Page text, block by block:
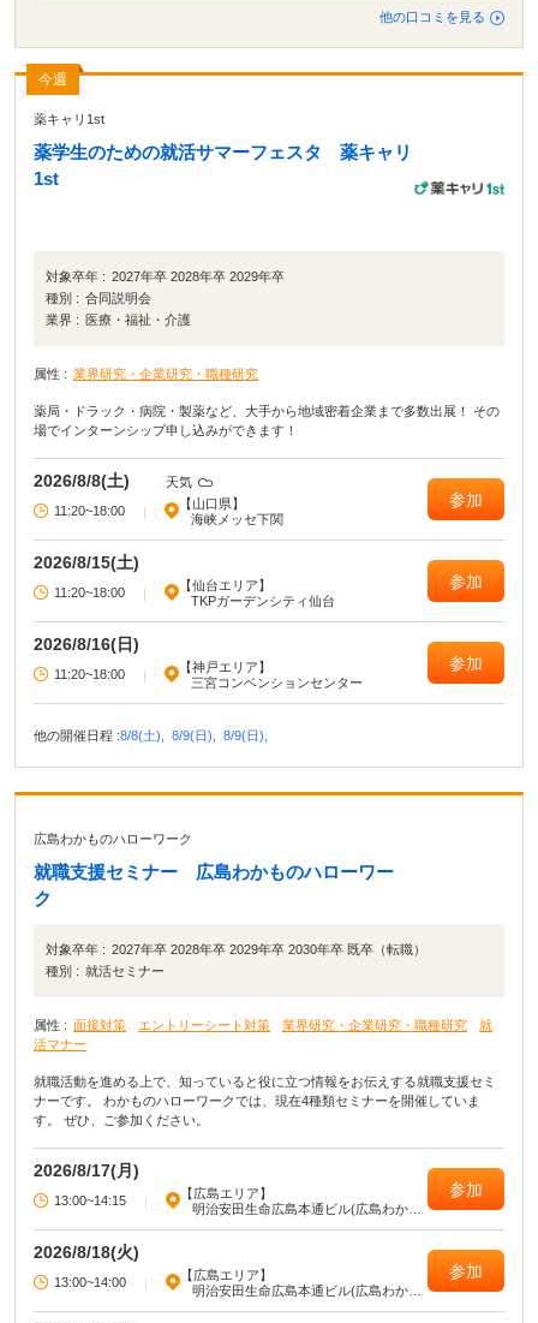
通の説明会でしたらもっとたっぷり時間をかけて説明をしてくれる
のですが、今回は会社の魅力などを伝えてもらものなので参加した
私たちは「え？もう終わり？」と思いました。ですがパネルディス
が解禁される月初に行う合同説明会が1番活気で溢れていたと思い
ます。規模も大きかったですまた名前が知られている大手企業の説
明会ブースには就活生が集中しがちだと思いました。
他の口コミを見る
今週
薬キャリ1st
薬学生のための就活サマーフェスタ 薬キャリ
1st
対象卒年 : 2027年卒 2028年卒 2029年卒
種別 : 合同説明会
業界 :
医療・福祉・介護
属性 : 業界研究・企業研究・職種研究
薬局・ドラック・病院・製薬など、大手から地域密着企業まで多数出展！ その
場でインターンシップ申し込みができます！
2026/8/8(土)
天気
11:20~18:00
|
【山口県】
海峡メッセ下関
参加
2026/8/15(土)
11:20~18:00 |
【仙台エリア】
TKPガーデンシティ仙台
参加
2026/8/16(日)
11:20~18:00 |
【神戸エリア】
三宮コンベンションセンター
参加
他の開催日程 :8/8(土), 8/9(日), 8/9(日),
広島わかものハローワーク
就職支援セミナー 広島わかものハローワー
ク
対象卒年 : 2027年卒 2028年卒 2029年卒 2030年卒 既卒（転職）
種別 : 就活セミナー
属性 : 面接対策 エントリーシート対策 業界研究・企業研究・職種研究
就
活マナー
就職活動を進める上で、知っていると役に立つ情報をお伝えする就職支援セミ
ナーです。 わかものハローワークでは、現在4種類セミナーを開催していま
す。 ぜひ、ご参加ください。
2026/8/17(月)
13:00~14:15 |
【広島エリア】
明治安田生命広島本通ビル(広島わかも
参加
2026/8/18(火)
13:00~14:00 |
【広島エリア】
明治安田生命広島本通ビル(広島わかも
参加